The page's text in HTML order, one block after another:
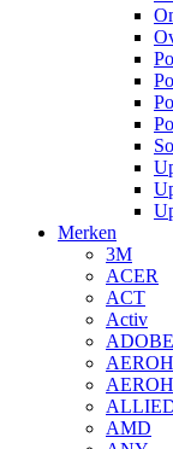
Merken
3M
ACER
ACT
Activ
ADOBE
AMD